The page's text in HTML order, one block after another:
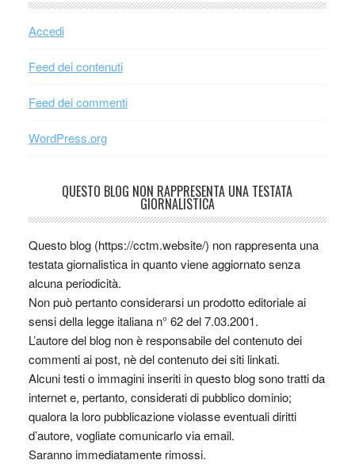
Accedi
Feed dei contenuti
Feed dei commenti
WordPress.org
QUESTO BLOG NON RAPPRESENTA UNA TESTATA
GIORNALISTICA
Questo blog (https://cctm.website/) non rappresenta una
testata giornalistica in quanto viene aggiornato senza
alcuna periodicità.
Non può pertanto considerarsi un prodotto editoriale ai
sensi della legge italiana n° 62 del 7.03.2001.
L’autore del blog non è responsabile del contenuto dei
commenti ai post, nè del contenuto dei siti linkati.
Alcuni testi o immagini inseriti in questo blog sono tratti da
internet e, pertanto, considerati di pubblico dominio;
qualora la loro pubblicazione violasse eventuali diritti
d’autore, vogliate comunicarlo via email.
Saranno immediatamente rimossi.